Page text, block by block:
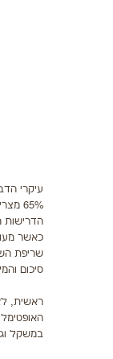
עיקרי
65% מצריכת החמצן המירבית אינם זההים ל 65% מהדופק המירבי
הדרישות
כאשר
שריפת
סיכום
ראשית,
במשקל